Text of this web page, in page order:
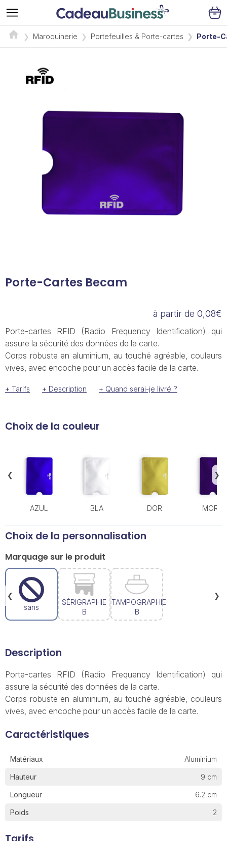
Maroquinerie Portefeuilles & Porte-cartes Porte-
Porte-Cartes Becam
à partir de 0,08€
Porte-cartes RFID (Radio Frequency Identification) qui
assure la sécurité des données de la carte.
Corps robuste en aluminium, au touché agréable, couleurs
vives, avec encoche pour un accès facile de la carte.
+ Tarifs + Description + Quand serai-je livré ?
Choix de la couleur
AZUL BLA DOR MORA
❯
❮
Choix de la personnalisation
Marquage sur le produit
sans
SÉRIGRAPHIE
B
TAMPOGRAPHIE
B
❯
❮
Description
Porte-cartes RFID (Radio Frequency Identification) qui
assure la sécurité des données de la carte.
Corps robuste en aluminium, au touché agréable, couleurs
vives, avec encoche pour un accès facile de la carte.
Caractéristiques
Matériaux Aluminium
Hauteur 9 cm
Longueur 6.2 cm
Poids 2